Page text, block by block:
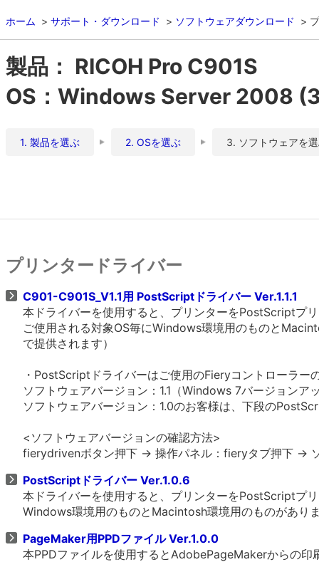
ホーム サポート・ダウンロード ソフトウェアダウンロード
製品： RICOH Pro C901S
OS：Windows Server 2008
1. 製品を選ぶ 2. OSを選ぶ 3. ソフトウェアを
プリンタードライバー
C901-C901S_V1.1用 PostScriptドライバー Ver.1.1.1
本ドライバーを使用すると、プリンターをPostScriptプ
ご使用される対象OS毎にWindows環境用のものと
で提供されます）
・PostScriptドライバーはご使用のFieryコントローラ
ソフトウェアバージョン：1.1（Windows 7バージョン
ソフトウェアバージョン：1.0のお客様は、下段の
<ソフトウェアバージョンの確認方法>
fierydrivenボタン押下 -> 操作パネル：fieryタブ押下 ->
PostScriptドライバー Ver.1.0.6
本ドライバーを使用すると、プリンターをPostScriptプ
Windows環境用のものとMacintosh環境用のものがあり
PageMaker用PPDファイル Ver.1.0.0
本PPDファイルを使用するとAdobePageMakerからの印